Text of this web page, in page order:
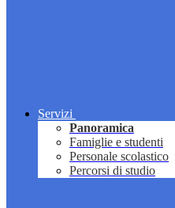
Servizi
Panoramica
Famiglie e studenti
Personale scolastico
Percorsi di studio